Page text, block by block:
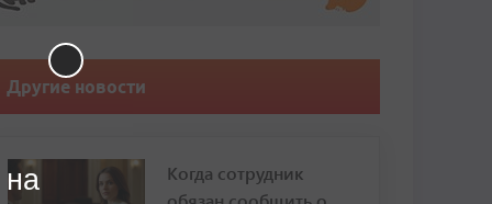
Другие новости
Когда сотрудник